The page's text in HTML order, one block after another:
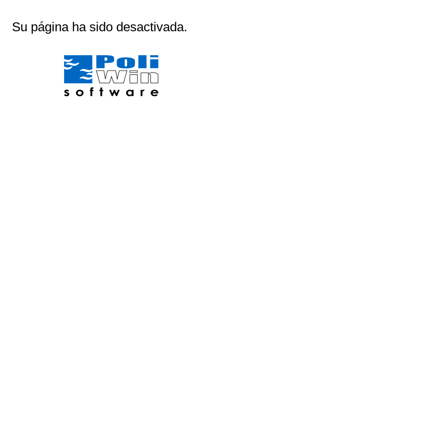
Su página ha sido desactivada.